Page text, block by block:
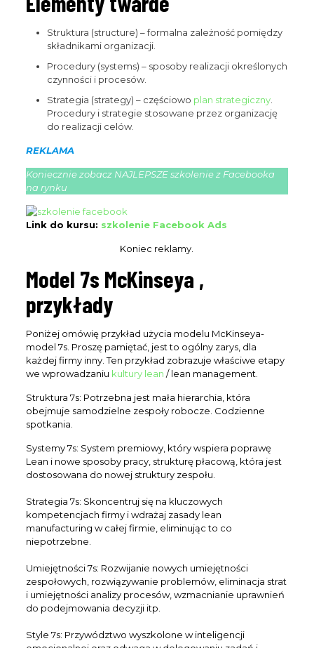
Struktura (structure) – formalna zależność pomiędzy
składnikami organizacji.
Procedury (systems) – sposoby realizacji określonych
czynności i procesów.
Strategia (strategy) – częściowo plan strategiczny.
Procedury i strategie stosowane przez organizację
do realizacji celów.
REKLAMA
Koniecznie zobacz NAJLEPSZE szkolenie z Facebooka
na rynku
Link do kursu: szkolenie Facebook Ads
Koniec reklamy.
Model 7s McKinseya ,
przykłady
Poniżej omówię przykład użycia modelu McKinseya-
model 7s. Proszę pamiętać, jest to ogólny zarys, dla
każdej firmy inny. Ten przykład zobrazuje właściwe etapy
we wprowadzaniu kultury lean / lean management.
Struktura 7s: Potrzebna jest mała hierarchia, która
obejmuje samodzielne zespoły robocze. Codzienne
spotkania.
Systemy 7s: System premiowy, który wspiera poprawę
Lean i nowe sposoby pracy, strukturę płacową, która jest
dostosowana do nowej struktury zespołu.
Strategia 7s: Skoncentruj się na kluczowych
kompetencjach firmy i wdrażaj zasady lean
manufacturing w całej firmie, eliminując to co
niepotrzebne.
Umiejętności 7s: Rozwijanie nowych umiejętności
zespołowych, rozwiązywanie problemów, eliminacja strat
i umiejętności analizy procesów, wzmacnianie uprawnień
do podejmowania decyzji itp.
Style 7s: Przywództwo wyszkolone w inteligencji